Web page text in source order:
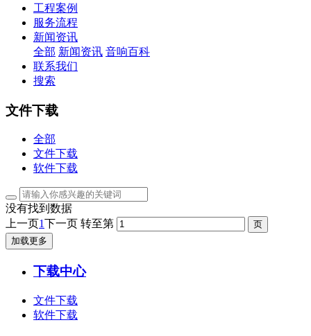
工程案例
服务流程
新闻资讯
全部 新闻资讯 音响百科
联系我们
搜索
文件下载
全部
文件下载
软件下载
没有找到数据
上一页1下一页 转至第
加载更多
下载中心
文件下载
软件下载